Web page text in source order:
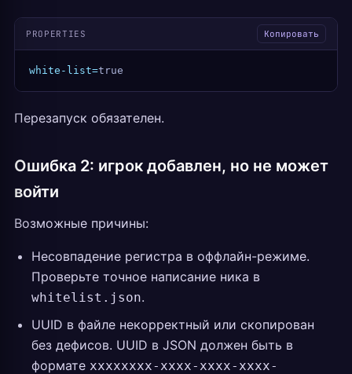
PROPERTIES Копировать
white-list=true
Перезапуск обязателен.
Ошибка 2: игрок добавлен, но не может
войти
Возможные причины:
Несовпадение регистра в оффлайн-режиме.
Проверьте точное написание ника в
whitelist.json.
UUID в файле некорректный или скопирован
без дефисов. UUID в JSON должен быть в
формате xxxxxxxx-xxxx-xxxx-xxxx-